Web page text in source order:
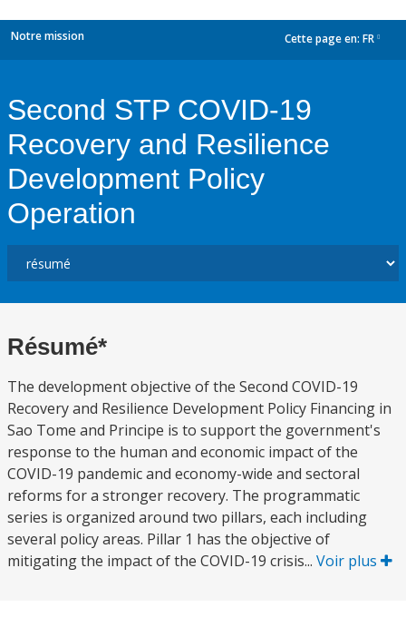
Notre mission Cette page en: FR
Second STP COVID-19
Recovery and Resilience
Development Policy
Operation
Résumé*
The development objective of the Second COVID-19
Recovery and Resilience Development Policy Financing in
Sao Tome and Principe is to support the government's
response to the human and economic impact of the
COVID-19 pandemic and economy-wide and sectoral
reforms for a stronger recovery. The programmatic
series is organized around two pillars, each including
several policy areas. Pillar 1 has the objective of
mitigating the impact of the COVID-19 crisis... Voir plus